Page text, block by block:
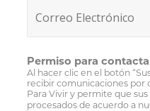
Permiso para
Al hacer clic en el botón
recibir comunicaciones por
Para Vivir y permite que
procesados de acuerdo a